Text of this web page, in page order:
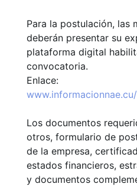
Para la postulación, las
deberán presentar su
plataforma digital
convocatoria.
Enlace:
Los documentos
otros, formulario de
de la empresa,
estados financieros,
y documentos